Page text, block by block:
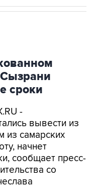
сроки
-
вывести из
из самарских
начнет
сообщает пресс-
со